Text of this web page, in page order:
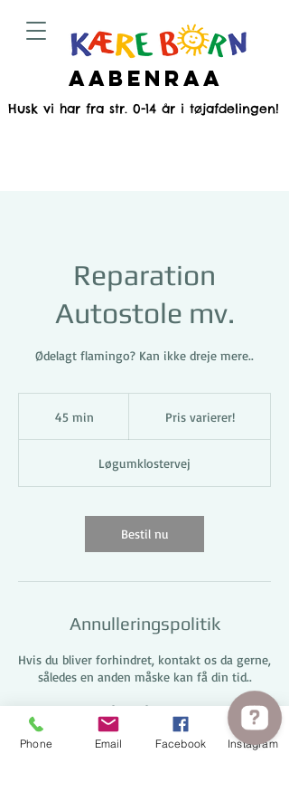
Aabenraa
Husk vi har fra str. 0-14 år i tøjafdelingen!
Reparation
Autostole mv.
Ødelagt flamingo? Kan ikke dreje mere..
45 min
n
Pris varierer!
Løgumklostervej
Bestil nu
Annulleringspolitik
Hvis du bliver forhindret, kontakt os da gerne,
således en anden måske kan få din tid..
På forhånd tak.
Med venlig hilsen
Phone Email Facebook Instagram